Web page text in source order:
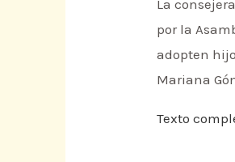
La
por la
adopten
Mariana
Texto